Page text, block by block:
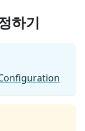
하기